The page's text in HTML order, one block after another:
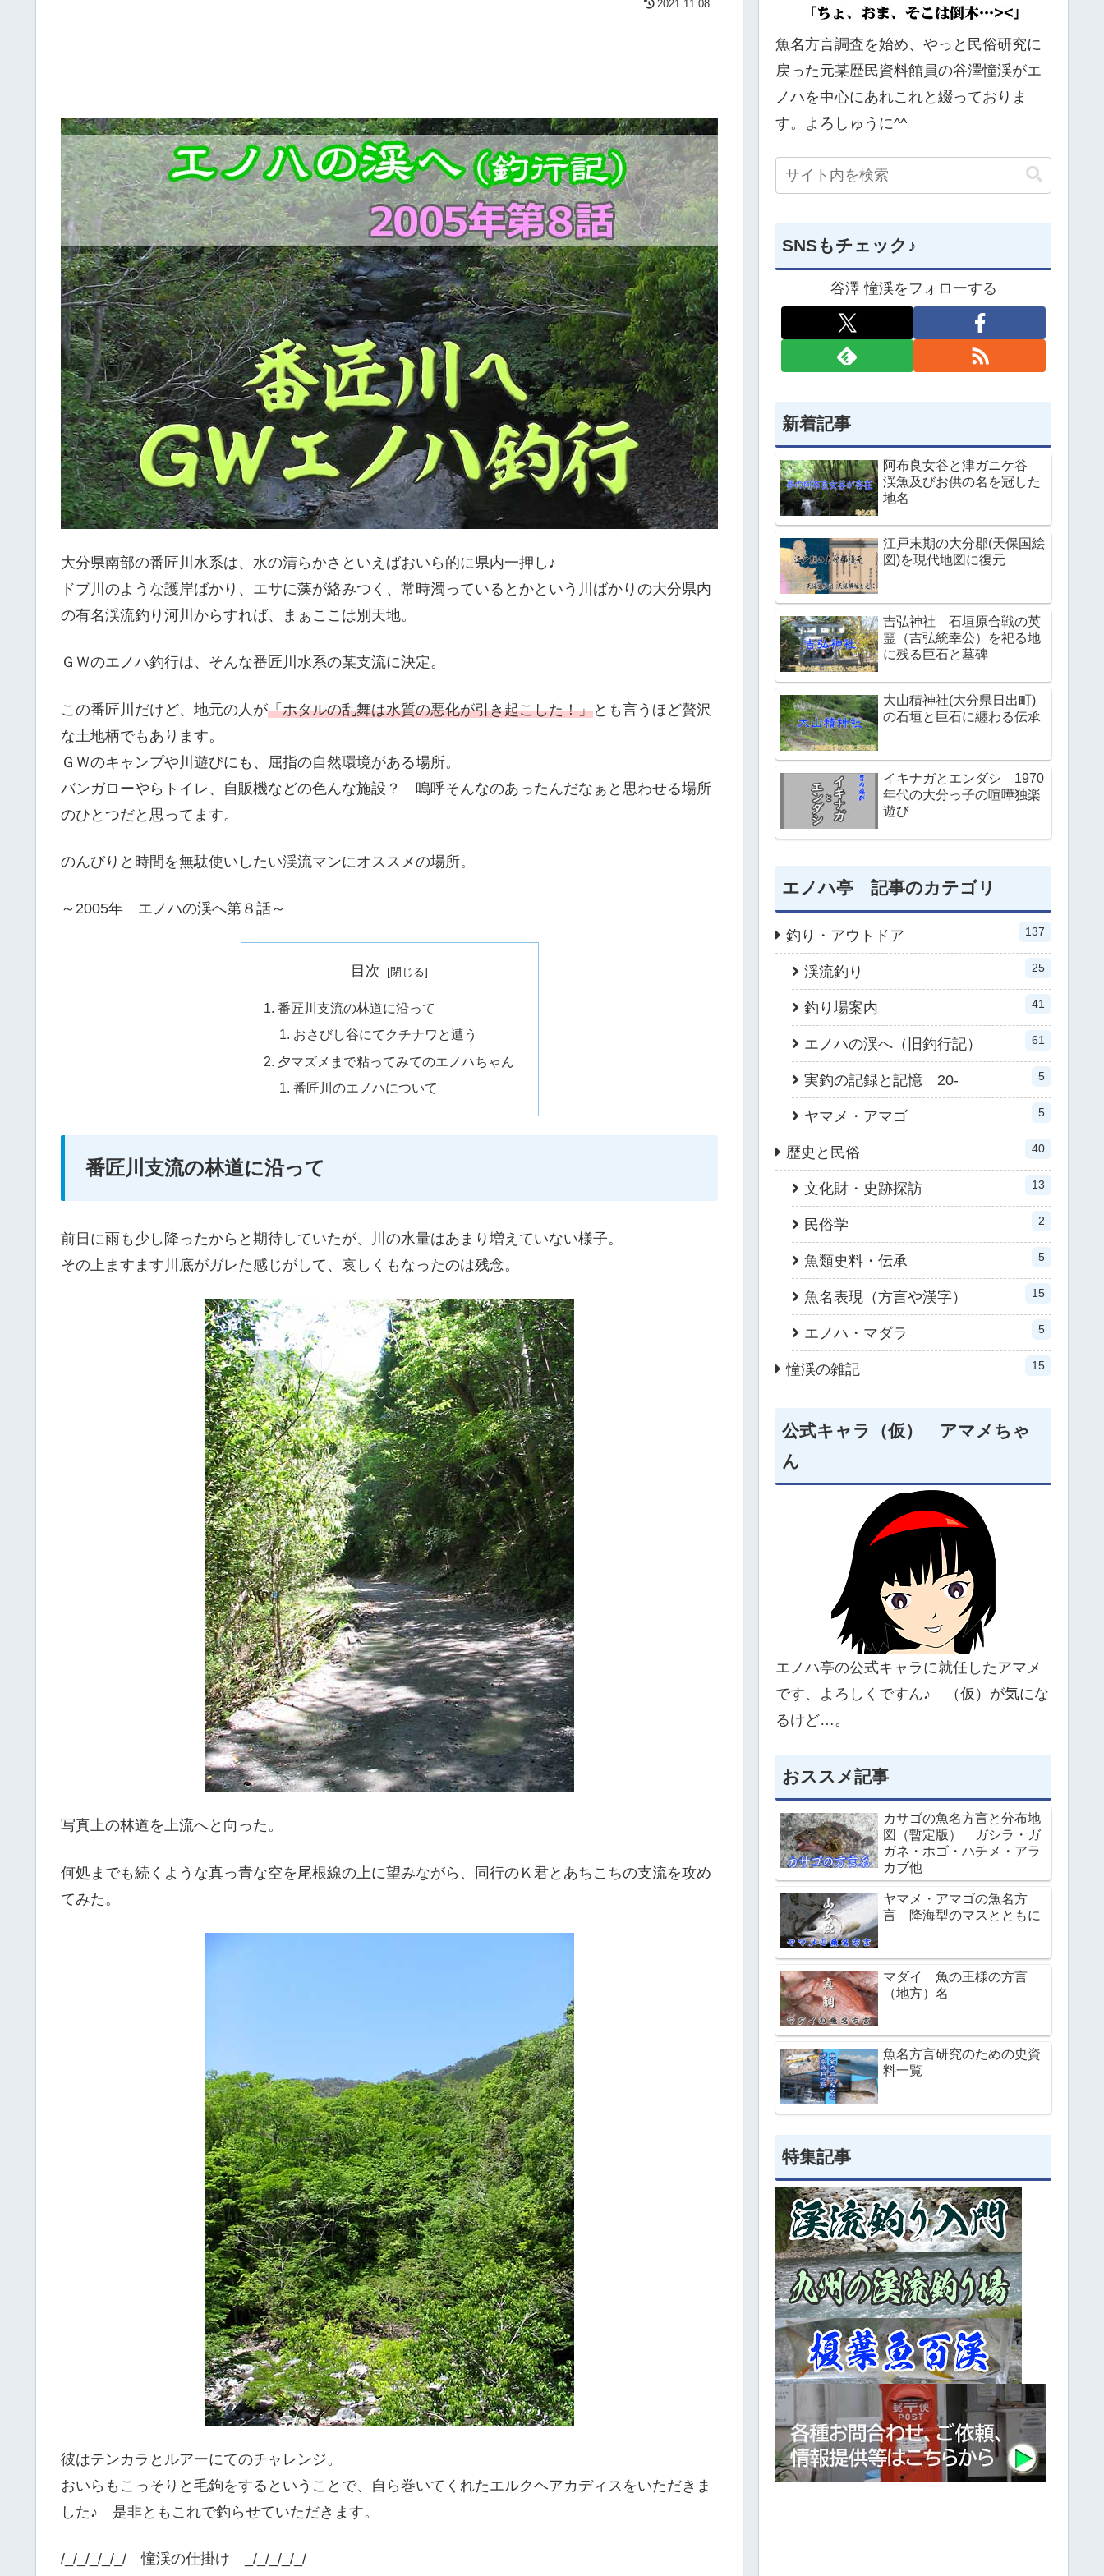
2021.11.08
大分県南部の番匠川水系は、水の清らかさといえばおいら的に県内一押し♪
ドブ川のような護岸ばかり、エサに藻が絡みつく、常時濁っているとかという川ばかりの大分県内
の有名渓流釣り河川からすれば、まぁここは別天地。
ＧＷのエノハ釣行は、そんな番匠川水系の某支流に決定。
この番匠川だけど、地元の人が「ホタルの乱舞は水質の悪化が引き起こした！」とも言うほど贅沢
な土地柄でもあります。
ＧＷのキャンプや川遊びにも、屈指の自然環境がある場所。
バンガローやらトイレ、自販機などの色んな施設？ 嗚呼そんなのあったんだなぁと思わせる場所
のひとつだと思ってます。
のんびりと時間を無駄使いしたい渓流マンにオススメの場所。
～2005年 エノハの渓へ第８話～
目次
番匠川支流の林道に沿って
おさびし谷にてクチナワと遭う
夕マズメまで粘ってみてのエノハちゃん
番匠川のエノハについて
番匠川支流の林道に沿って
前日に雨も少し降ったからと期待していたが、川の水量はあまり増えていない様子。
その上ますます川底がガレた感じがして、哀しくもなったのは残念。
写真上の林道を上流へと向った。
何処までも続くような真っ青な空を尾根線の上に望みながら、同行のＫ君とあちこちの支流を攻め
てみた。
彼はテンカラとルアーにてのチャレンジ。
おいらもこっそりと毛鉤をするということで、自ら巻いてくれたエルクヘアカディスをいただきま
した♪ 是非ともこれで釣らせていただきます。
/_/_/_/_/_/ 憧渓の仕掛け _/_/_/_/_/
魚名方言調査を始め、やっと民俗研究に
戻った元某歴民資料館員の谷澤憧渓がエ
ノハを中心にあれこれと綴っておりま
す。よろしゅうに^^
SNSもチェック♪
谷澤 憧渓をフォローする
新着記事
阿布良女谷と津ガニケ谷
渓魚及びお供の名を冠した
地名
江戸末期の大分郡(天保国絵
図)を現代地図に復元
吉弘神社 石垣原合戦の英
霊（吉弘統幸公）を祀る地
に残る巨石と墓碑
大山積神社(大分県日出町)
の石垣と巨石に纏わる伝承
イキナガとエンダシ 1970
年代の大分っ子の喧嘩独楽
遊び
エノハ亭 記事のカテゴリ
釣り・アウトドア 137
渓流釣り 25
釣り場案内 41
エノハの渓へ（旧釣行記） 61
実釣の記録と記憶 20- 5
ヤマメ・アマゴ 5
歴史と民俗 40
文化財・史跡探訪 13
民俗学 2
魚類史料・伝承 5
魚名表現（方言や漢字） 15
エノハ・マダラ 5
憧渓の雑記 15
公式キャラ（仮） アマメちゃ
ん
エノハ亭の公式キャラに就任したアマメ
です、よろしくですん♪ （仮）が気にな
るけど…。
おススメ記事
カサゴの魚名方言と分布地
図（暫定版） ガシラ・ガ
ガネ・ホゴ・ハチメ・アラ
カブ他
ヤマメ・アマゴの魚名方
言 降海型のマスとともに
マダイ 魚の王様の方言
（地方）名
魚名方言研究のための史資
料一覧
特集記事